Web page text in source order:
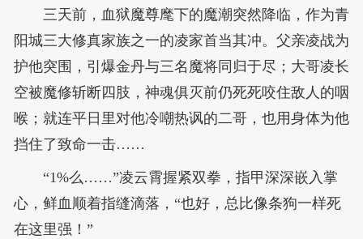
三天前，血狱魔尊麾下的魔潮突然降临，作为青
阳城三大修真家族之一的凌家首当其冲。父亲凌战为
护他突围，引爆金丹与三名魔将同归于尽；大哥凌长
空被魔修斩断四肢，神魂俱灭前仍死死咬住敌人的咽
喉；就连平日里对他冷嘲热讽的二哥，也用身体为他
挡住了致命一击……
“1%么……”凌云霄握紧双拳，指甲深深嵌入掌
心，鲜血顺着指缝滴落，“也好，总比像条狗一样死
在这里强！”